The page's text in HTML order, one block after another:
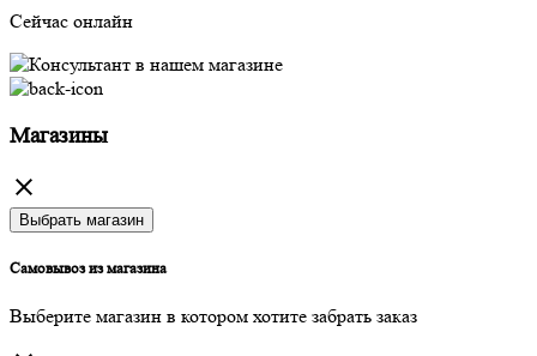
Сейчас онлайн
Магазины
Выбрать магазин
Самовывоз из магазина
Выберите магазин в котором хотите забрать заказ